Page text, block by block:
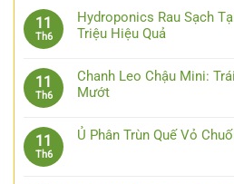
11
Th6
Hydroponics Rau Sạch
Triệu Hiệu Quả
11
Th6
Chanh Leo Chậu Mini:
Mướt
11
Th6
Ủ Phân Trùn Quế Vỏ